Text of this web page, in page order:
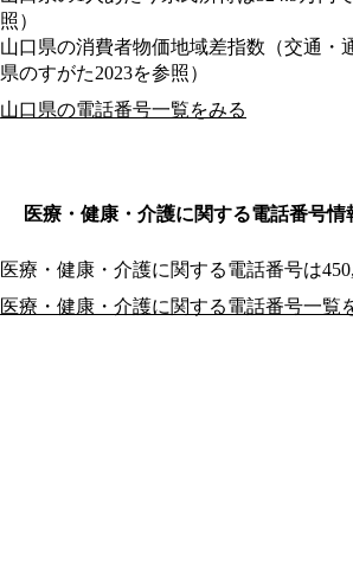
照）
山口県の消費者物価地域差指数（交通・
県のすがた2023を参照）
山口県の電話番号一覧をみる
医療・健康・介護に関する電話番号情
医療・健康・介護に関する電話番号は
医療・健康・介護に関する電話番号一覧